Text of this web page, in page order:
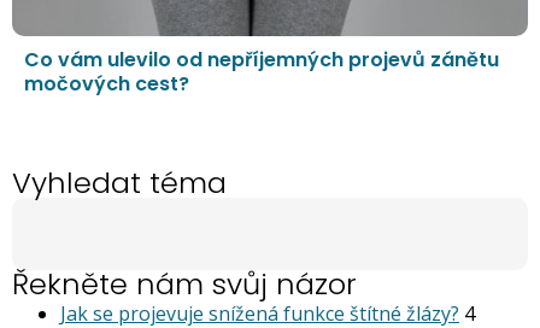
Co vám ulevilo od nepříjemných projevů zánětu
močových cest?
Vyhledat téma
Řekněte nám svůj názor
Jak se projevuje snížená funkce štítné žlázy? 4